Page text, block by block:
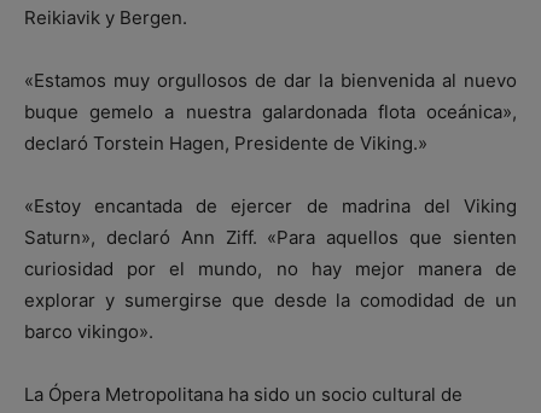
Reikiavik y Bergen.
«Estamos muy orgullosos de dar la bienvenida al nuevo
buque gemelo a nuestra galardonada flota oceánica»,
declaró Torstein Hagen, Presidente de Viking.»
«Estoy encantada de ejercer de madrina del Viking
Saturn», declaró Ann Ziff. «Para aquellos que sienten
curiosidad por el mundo, no hay mejor manera de
explorar y sumergirse que desde la comodidad de un
barco vikingo».
La Ópera Metropolitana ha sido un socio cultural de